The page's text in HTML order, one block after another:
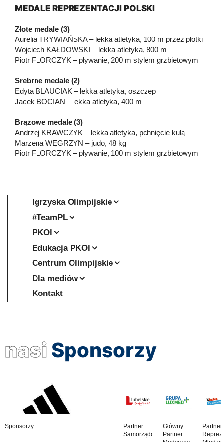
MEDALE REPREZENTACJI POLSKI
Złote medale (3)
Aurelia TRYWIAŃSKA – lekka atletyka, 100 m przez płotki
Wojciech KAŁDOWSKI – lekka atletyka, 800 m
Piotr FLORCZYK – pływanie, 200 m stylem grzbietowym
Srebrne medale (2)
Edyta BLAUCIAK – lekka atletyka, oszczep
Jacek BOCIAN – lekka atletyka, 400 m
Brązowe medale (3)
Andrzej KRAWCZYK – lekka atletyka, pchnięcie kulą
Marzena WĘGRZYN – judo, 48 kg
Piotr FLORCZYK – pływanie, 100 m stylem grzbietowym
Igrzyska Olimpijskie
#TeamPL
PKOl
Edukacja PKOl
Centrum Olimpijskie
Dla mediów
Kontakt
nasi Sponsorzy
Sponsorzy
Partner
Samorządowy
Główny
Partner